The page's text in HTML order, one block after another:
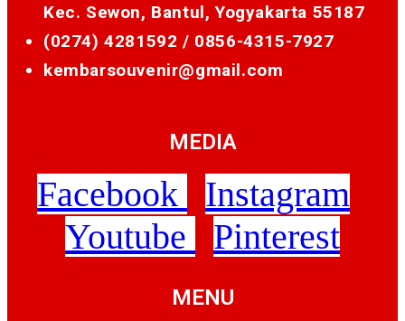
Kec. Sewon, Bantul, Yogyakarta 55187
(0274) 4281592 / 0856-4315-7927
kembarsouvenir@gmail.com
MEDIA
Facebook
Instagram
Youtube
Pinterest
MENU